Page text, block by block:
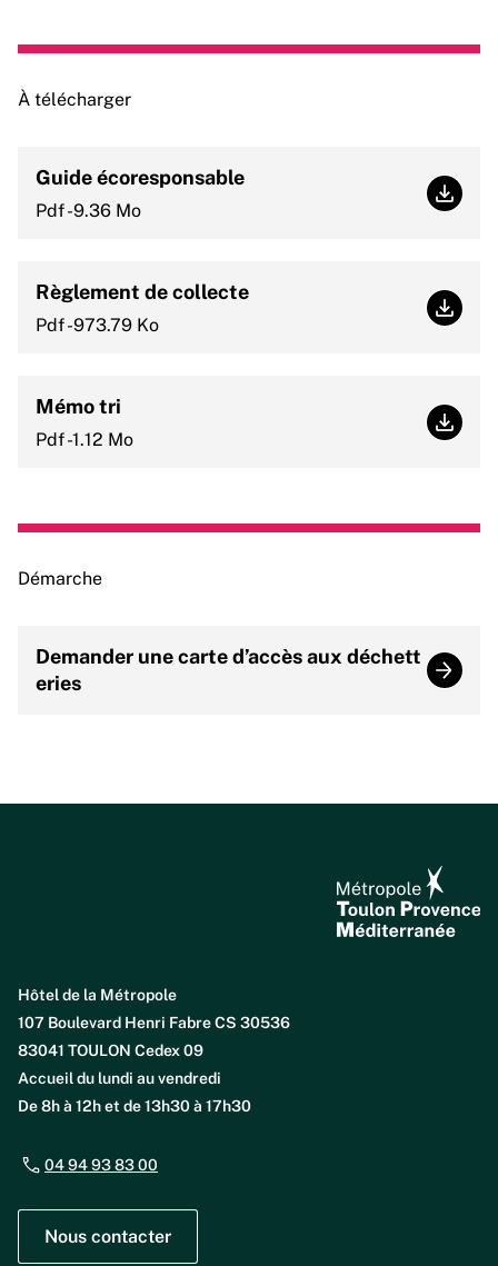
À télécharger
Guide écoresponsable
Pdf -9.36 Mo Guide
Règlement de collecte
Pdf -973.79 Ko
Mémo tri
Pdf -1.12 Mo
Démarche
Demander une carte d’accès aux déchett
eries
Hôtel de la Métropole
107 Boulevard Henri Fabre CS 30536
83041 TOULON Cedex 09
Accueil du lundi au vendredi
De 8h à 12h et de 13h30 à 17h30
04 94 93 83 00
Nous contacter